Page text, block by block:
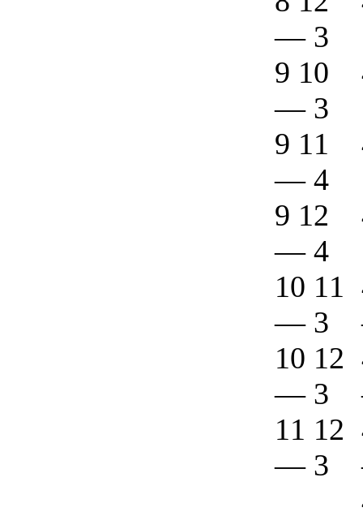
— 3
9 10
— 3
9 11
— 4
9 12
— 4
10 11
— 3
10 12
— 3
11 12
— 3